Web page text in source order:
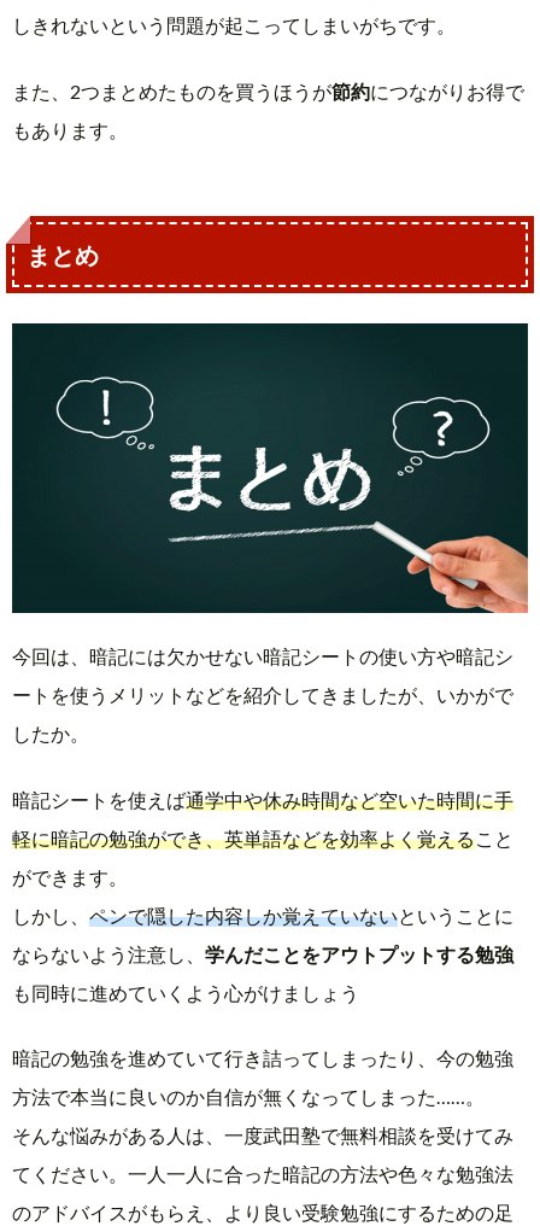
しきれないという問題が起こってしまいがちです。
また、2つまとめたものを買うほうが節約につながりお得で
もあります。
まとめ
今回は、暗記には欠かせない暗記シートの使い方や暗記シ
ートを使うメリットなどを紹介してきましたが、いかがで
したか。
暗記シートを使えば通学中や休み時間など空いた時間に手
軽に暗記の勉強ができ、英単語などを効率よく覚える こと
ができます。
しかし、 ペンで隠した内容しか覚えていないということに
ならないよう注意し、 学んだことをアウトプットする勉強
も同時に進めていくよう心がけましょう
暗記の勉強を進めていて行き詰ってしまったり、今の勉強
方法で本当に良いのか自信が無くなってしまった……。
そんな悩みがある人は、一度武田塾で無料相談を受けてみ
てください。一人一人に合った暗記の方法や色々な勉強法
のアドバイスがもらえ、より良い受験勉強にするための足